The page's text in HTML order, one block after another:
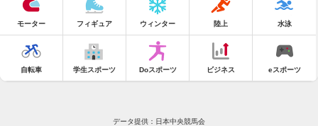
モーター フィギュア ウィンター 陸上 水泳
自転車 学生スポーツ Doスポーツ ビジネス eスポーツ
データ提供：日本中央競馬会